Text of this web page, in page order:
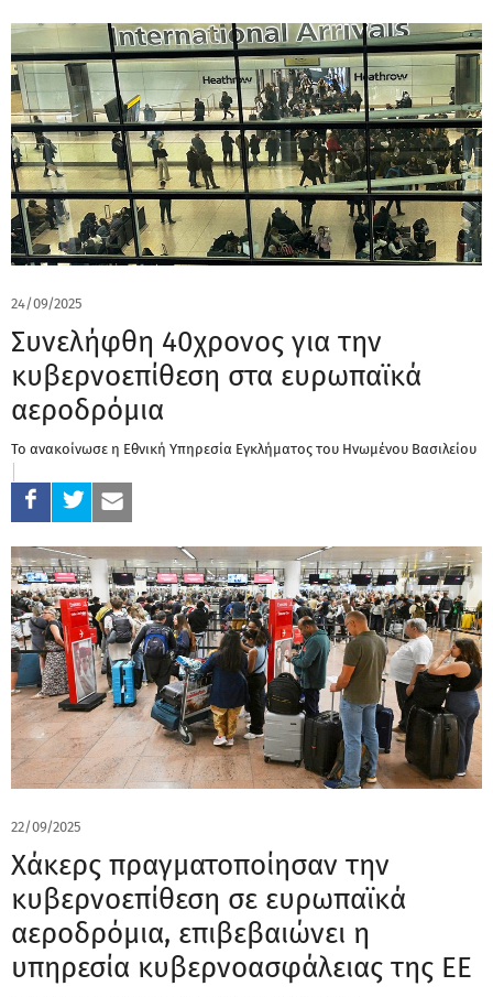
24/09/2025
Συνελήφθη 40χρονος για την
κυβερνοεπίθεση στα ευρωπαϊκά
αεροδρόμια
Το ανακοίνωσε η Εθνική Υπηρεσία Εγκλήματος του Ηνωμένου Βασιλείου
22/09/2025
Χάκερς πραγματοποίησαν την
κυβερνοεπίθεση σε ευρωπαϊκά
αεροδρόμια, επιβεβαιώνει η
υπηρεσία κυβερνοασφάλειας της ΕΕ